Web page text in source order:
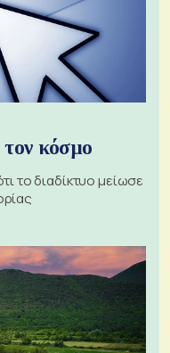
τον κόσμο
το διαδίκτυο μείωσε